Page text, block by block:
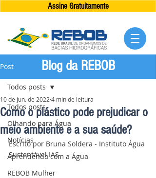
Assine Gratuitamente
Post
Todos posts
Olhando para Água
Notícias
Aprendendo com a Água
REBOB Mulher
Todos posts
Como o plástico pode prejudicar o
meio ambiente e a sua saúde?
10 de jun. de 2022 4 min de leitura
Escrito por Bruna Soldera - Instituto Água
Sustentável IAS
Blog da REBOB